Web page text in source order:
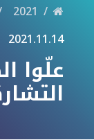
2021
2021.11.14
علّوا